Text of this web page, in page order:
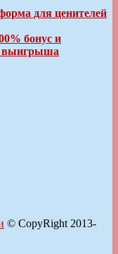
для ценителей
бонус и
выигрыша
© CopyRight 2013-